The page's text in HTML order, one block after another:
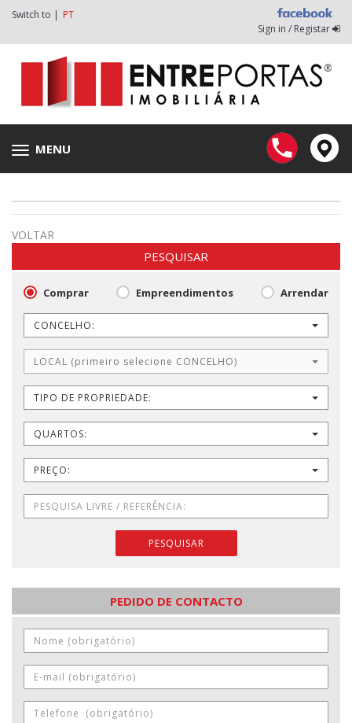
Switch to | PT
Sign in / Registar
Toggle
navigation
MENU
VOLTAR
PESQUISAR
Comprar Empreendimentos Arrendar
CONCELHO:
LOCAL (primeiro selecione CONCELHO)
TIPO DE PROPRIEDADE:
QUARTOS:
PREÇO:
PESQUISAR
PEDIDO DE CONTACTO